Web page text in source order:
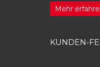
Mehr
KUNDEN-